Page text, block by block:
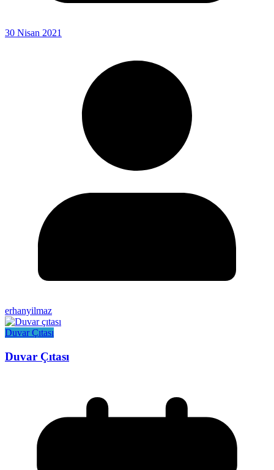
30 Nisan 2021
erhanyilmaz
Duvar Çıtası
Duvar Çıtası